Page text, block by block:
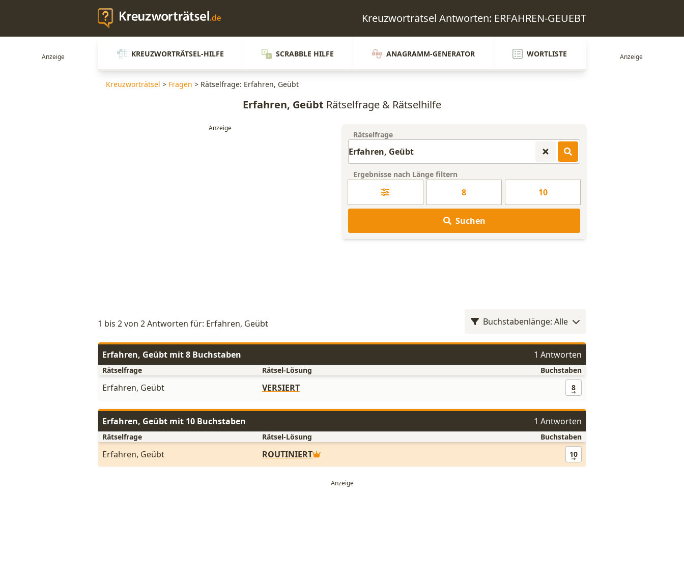
Kreuzworträtsel Antworten: ERFAHREN-GEUEBT
KREUZWORTRÄTSEL-HILFE SCRABBLE HILFE ANAGRAMM-GENERATOR WORTLISTE
Kreuzworträtsel > Fragen > Rätselfrage: Erfahren, Geübt
Erfahren, Geübt Rätselfrage & Rätselhilfe
Rätselfrage
Ergebnisse nach Länge filtern
8 10
Suchen
1 bis 2 von 2 Antworten für: Erfahren, Geübt Buchstabenlänge: Alle
Erfahren, Geübt mit 8 Buchstaben 1 Antworten
Rätselfrage Rätsel-Lösung Buchstaben
Erfahren, Geübt VERSIERT 8
Erfahren, Geübt mit 10 Buchstaben 1 Antworten
Rätselfrage Rätsel-Lösung Buchstaben
Erfahren, Geübt ROUTINIERT 10